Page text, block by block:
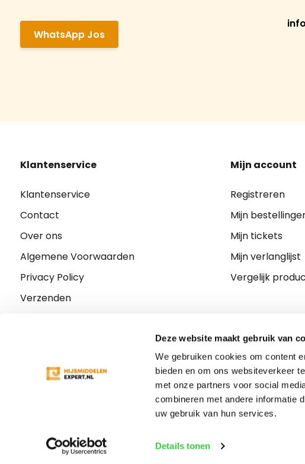
Deze website maakt gebruik van
We gebruiken cookies om content
bieden en om ons websiteverkeer
met onze partners voor social
combineren met andere informatie
uw gebruik van hun services.
Details tonen
WhatsApp Jos
Klantenservice
Klantenservice
Contact
Over ons
Algemene Voorwaarden
Privacy Policy
Verzenden
Mijn account
Registreren
Mijn
Mijn tickets
Mijn verlanglijst
Vergelijk